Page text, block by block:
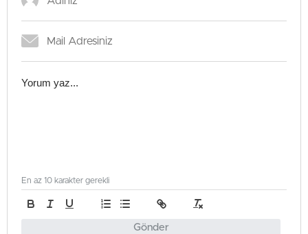
Gönder
En az 10 karakter gerekli